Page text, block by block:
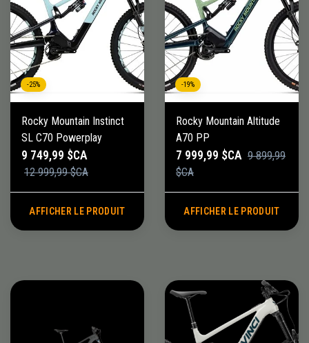
-25%
Rocky Mountain Instinct
SL C70 Powerplay
9 749,99 $CA
12 999,99 $CA
AFFICHER LE PRODUIT
-19%
Rocky Mountain Altitude
A70 PP
7 999,99 $CA 9 899,99
$CA
AFFICHER LE PRODUIT